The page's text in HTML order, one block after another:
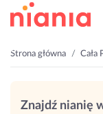
Strona główna Cała
Znajdź nianię